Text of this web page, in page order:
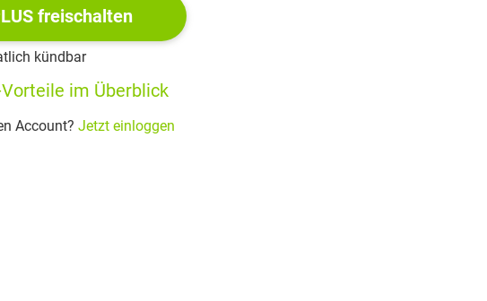
Wert der Kapazität des Kondensators
freischalten
kündbar
Vorteile im Überblick
Account? Jetzt einloggen